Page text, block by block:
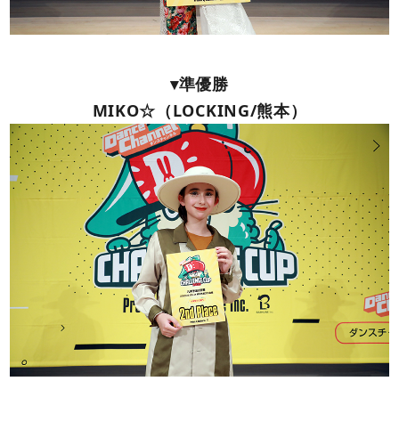
▾準優勝
MIKO☆（LOCKING/熊本）